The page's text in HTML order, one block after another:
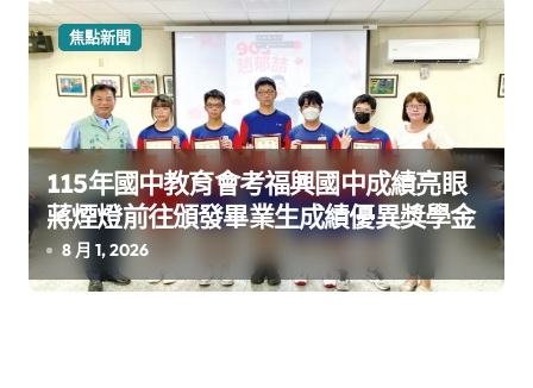
焦點新聞
115年國中教育會考福興國中成績亮眼
蔣煙燈前往頒發畢業生成績優異獎學金
8 月 1, 2026